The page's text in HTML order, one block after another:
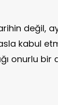
değil,
kabul
onurlu